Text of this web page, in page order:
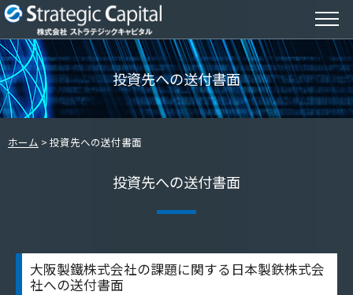
投資先への送付書面
ホーム 投資先への送付書面
投資先への送付書面
大阪製鐵株式会社の課題に関する日本製鉄株式会
社への送付書面